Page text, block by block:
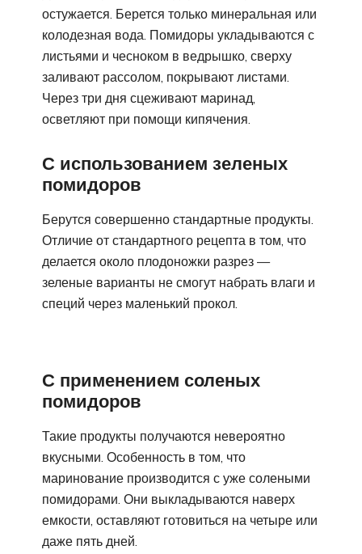
остужается. Берется только минеральная или
колодезная вода. Помидоры укладываются с
листьями и чесноком в ведрышко, сверху
заливают рассолом, покрывают листами.
Через три дня сцеживают маринад,
осветляют при помощи кипячения.
С использованием зеленых
помидоров
Берутся совершенно стандартные продукты.
Отличие от стандартного рецепта в том, что
делается около плодоножки разрез —
зеленые варианты не смогут набрать влаги и
специй через маленький прокол.
С применением соленых
помидоров
Такие продукты получаются невероятно
вкусными. Особенность в том, что
маринование производится с уже солеными
помидорами. Они выкладываются наверх
емкости, оставляют готовиться на четыре или
даже пять дней.